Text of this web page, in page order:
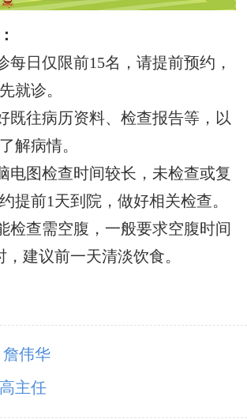
每日仅限前15名，请提前预约，
就诊。
既往病历资料、检查报告等，以
解病情。
电图检查时间较长，未检查或复
提前1天到院，做好相关检查。
检查需空腹，一般要求空腹时间
，建议前一天清淡饮食。
詹伟华
主任